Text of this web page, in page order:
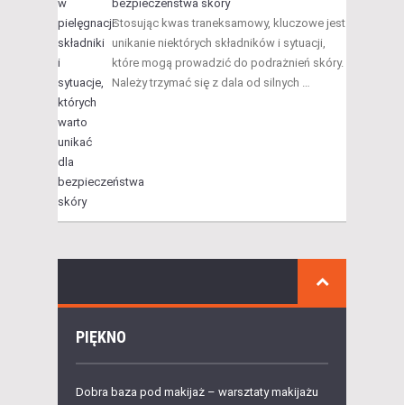
bezpieczeństwa skóry
Stosując kwas traneksamowy, kluczowe jest
unikanie niektórych składników i sytuacji,
które mogą prowadzić do podrażnień skóry.
Należy trzymać się z dala od silnych …
PIĘKNO
Dobra baza pod makijaż – warsztaty makijażu